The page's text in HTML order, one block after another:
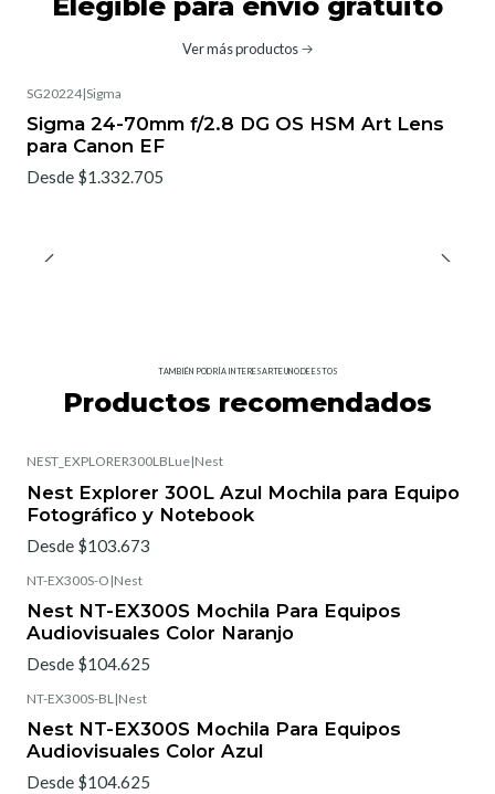
Ver más productos
SG20224|Sigma
Sigma 24-70mm f/2.8 DG OS HSM Art Lens
para Canon EF
Desde $1.332.705
TAMBIÉN PODRÍA INTERESARTE UNO DE ESTOS
Productos recomendados
NEST_EXPLORER300LBLue|Nest
Nest Explorer 300L Azul Mochila para Equipo
Fotográfico y Notebook
Desde $103.673
NT-EX300S-O |Nest
Nest NT-EX300S Mochila Para Equipos
Audiovisuales Color Naranjo
Desde $104.625
NT-EX300S-BL|Nest
Nest NT-EX300S Mochila Para Equipos
Audiovisuales Color Azul
Desde $104.625